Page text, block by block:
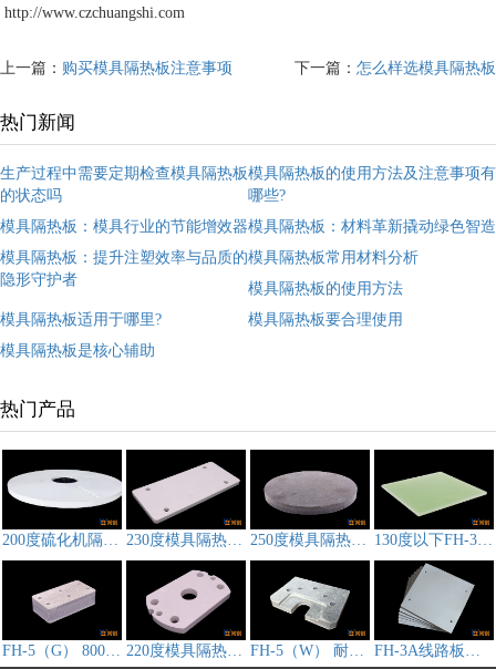
http://www.czchuangshi.com
上一篇： 购买模具隔热板注意事项 下一篇： 怎么样选模具隔热板
热门新闻
生产过程中需要定期检查模具隔热板
的状态吗
模具隔热板的使用方法及注意事项有
哪些?
模具隔热板：模具行业的节能增效器模具隔热板：材料革新撬动绿色智造
模具隔热板：提升注塑效率与品质的
隐形守护者
模具隔热板常用材料分析
模具隔热板的使用方法
模具隔热板适用于哪里?
模具隔热板要合理使用
模具隔热板是核心辅助
热门产品